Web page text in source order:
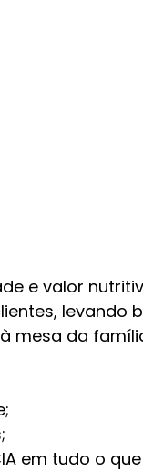
e valor
levando
mesa da
em tudo o